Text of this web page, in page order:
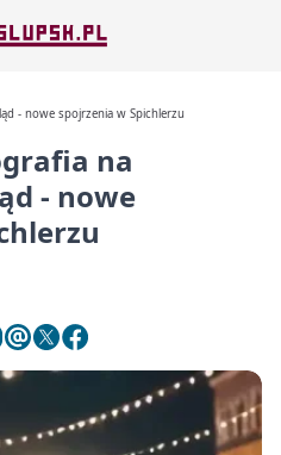
- nowe spojrzenia w Spichlerzu
na
- nowe